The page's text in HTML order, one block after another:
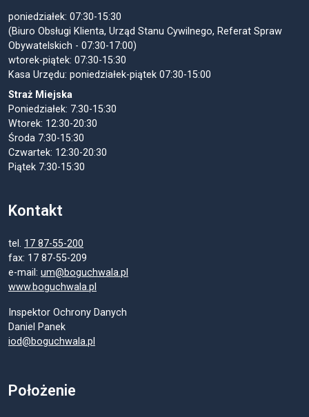
poniedziałek: 07:30-15:30
(Biuro Obsługi Klienta, Urząd Stanu Cywilnego, Referat Spraw
Obywatelskich - 07:30-17:00)
wtorek-piątek: 07:30-15:30
Kasa Urzędu: poniedziałek-piątek 07:30-15:00
Straż Miejska
Poniedziałek: 7:30-15:30
Wtorek: 12:30-20:30
Środa 7:30-15:30
Czwartek: 12:30-20:30
Piątek 7:30-15:30
Kontakt
tel. 17 87-55-200
fax: 17 87-55-209
e-mail: um@boguchwala.pl
www.boguchwala.pl
Inspektor Ochrony Danych
Daniel Panek
iod@boguchwala.pl
Położenie